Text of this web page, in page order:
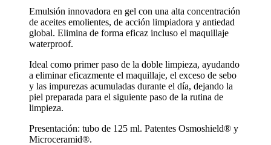
Emulsión innovadora en gel con una alta concentración
de aceites emolientes, de acción limpiadora y antiedad
global. Elimina de forma eficaz incluso el maquillaje
waterproof.
Ideal como primer paso de la doble limpieza, ayudando
a eliminar eficazmente el maquillaje, el exceso de sebo
y las impurezas acumuladas durante el día, dejando la
piel preparada para el siguiente paso de la rutina de
limpieza.
Presentación: tubo de 125 ml. Patentes Osmoshield® y
Microceramid®.